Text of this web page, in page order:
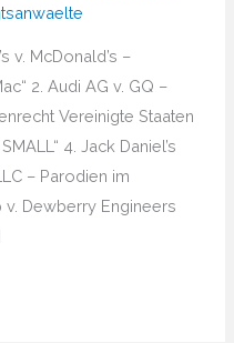
v. McDonald’s –
2. Audi AG v. GQ –
Vereinigte Staaten
4. Jack Daniel’s
– Parodien im
Dewberry Engineers